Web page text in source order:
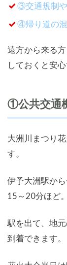
③交通規制
④帰り道の
遠方から来る
しておくと安心
①公共交通
大洲川まつり
す。
伊予大洲駅か
15～20分ほど。
駅を出て、地
到着できます。